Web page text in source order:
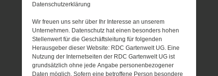
Datenschutzerklärung
Wir freuen uns sehr über Ihr Interesse an unserem
Unternehmen. Datenschutz hat einen besonders hohen
Stellenwert für die Geschäftsleitung für folgenden
Herausgeber dieser Website: RDC Gartenwelt UG. Eine
Nutzung der Internetseiten der RDC Gartenwelt UG ist
grundsätzlich ohne jede Angabe personenbezogener
Daten möglich. Sofern eine betroffene Person besondere